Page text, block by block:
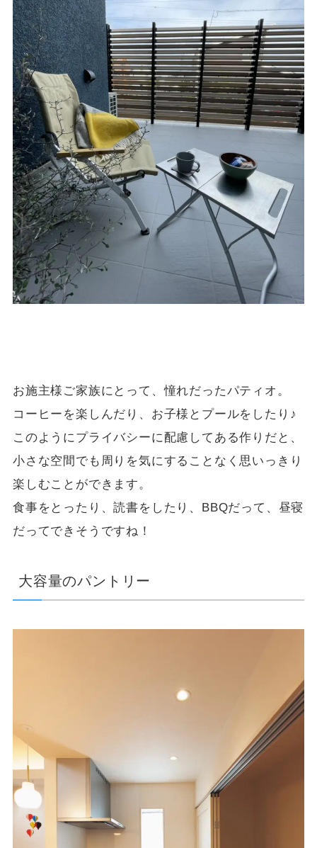
お施主様ご家族にとって、憧れだったパティオ。
コーヒーを楽しんだり、お子様とプールをしたり♪
このようにプライバシーに配慮してある作りだと、
小さな空間でも周りを気にすることなく思いっきり
楽しむことができます。
食事をとったり、読書をしたり、BBQだって、昼寝
だってできそうですね！
大容量のパントリー